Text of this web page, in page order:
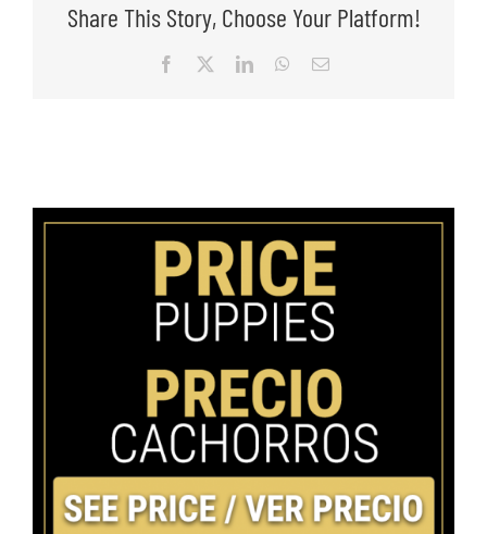
Share This Story, Choose Your Platform!
Facebook LinkedInWhatsApp
Email